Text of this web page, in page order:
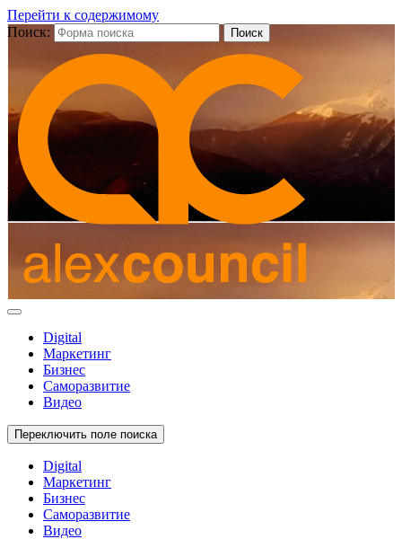
Перейти к содержимому
Поиск:
Digital
Маркетинг
Бизнес
Саморазвитие
Видео
Переключить поле поиска
Digital
Маркетинг
Бизнес
Саморазвитие
Видео